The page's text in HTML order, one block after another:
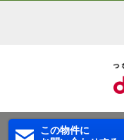
この物件に